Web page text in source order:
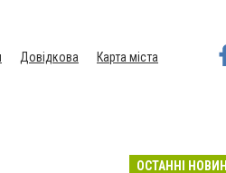
Довідкова
Карта міста
ОСТАННІ